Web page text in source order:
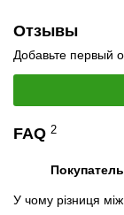
Отзывы
Добавьте первый
FAQ 2
Покупатель
У чому різниця